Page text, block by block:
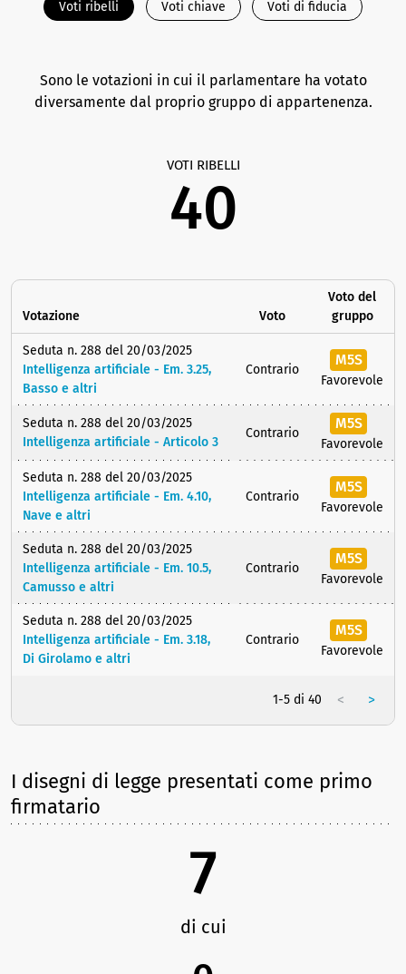
Voti ribelli Voti chiave Voti di fiducia
Sono le votazioni in cui il parlamentare ha votato
diversamente dal proprio gruppo di appartenenza.
VOTI RIBELLI
40
Votazione Voto
Voto del
gruppo
Seduta n. 288 del 20/03/2025
Intelligenza artificiale - Em. 3.25,
Basso e altri
Contrario
M5S
Favorevole
Seduta n. 288 del 20/03/2025
Intelligenza artificiale - Articolo 3
Contrario
M5S
Favorevole
Seduta n. 288 del 20/03/2025
Intelligenza artificiale - Em. 4.10,
Nave e altri
Contrario
M5S
Favorevole
Seduta n. 288 del 20/03/2025
Intelligenza artificiale - Em. 10.5,
Camusso e altri
Contrario
M5S
Favorevole
Seduta n. 288 del 20/03/2025
Intelligenza artificiale - Em. 3.18,
Di Girolamo e altri
Contrario
M5S
Favorevole
1-5 di 40 < >
I disegni di legge presentati come primo
firmatario
7
di cui